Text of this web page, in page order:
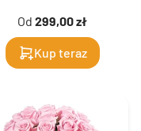
Od 299,00 zł
Kup teraz